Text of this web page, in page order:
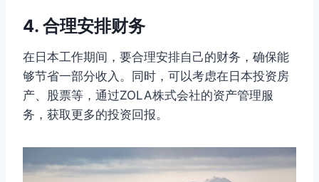
4. 合理安排财务
在日本工作期间，要合理安排自己的财务，确保能
够节省一部分收入。同时，可以考虑在日本投资房
产、股票等，通过ZOLA株式会社的资产管理服
务，获取更多的投资回报。